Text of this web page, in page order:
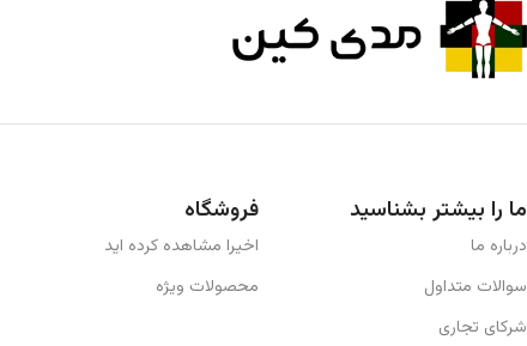
ما را بیشتر بشناسید
درباره ما
سوالات متداول
شرکای تجاری
فروشگاه
اخیرا مشاهده کرده اید
محصولات ویژه